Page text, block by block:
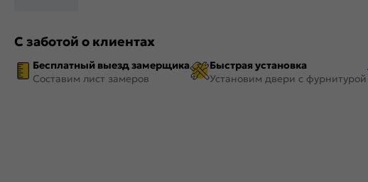
С заботой о клиентах
Бесплатный выезд замерщика
Составим лист замеров
Быстрая установка
Установим двери с фурнитурой